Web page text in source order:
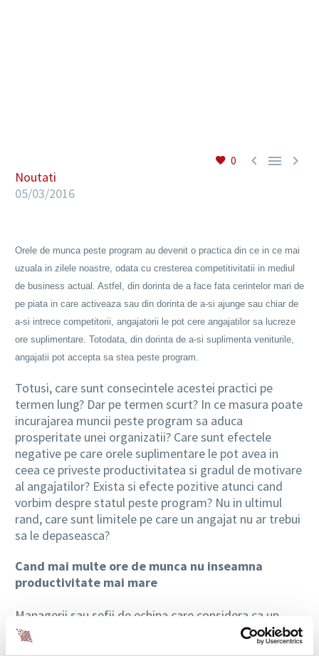
0   
Noutati
05/03/2016
Orele de munca peste program au devenit o practica din ce in ce mai
uzuala in zilele noastre, odata cu cresterea competitivitatii in mediul
de business actual. Astfel, din dorinta de a face fata cerintelor mari de
pe piata in care activeaza sau din dorinta de a-si ajunge sau chiar de
a-si intrece competitorii, angajatorii le pot cere angajatilor sa lucreze
ore suplimentare. Totodata, din dorinta de a-si suplimenta veniturile,
angajatii pot accepta sa stea peste program.
Totusi, care sunt consecintele acestei practici pe
termen lung? Dar pe termen scurt? In ce masura poate
incurajarea muncii peste program sa aduca
prosperitate unei organizatii? Care sunt efectele
negative pe care orele suplimentare le pot avea in
ceea ce priveste productivitatea si gradul de motivare
al angajatilor? Exista si efecte pozitive atunci cand
vorbim despre statul peste program? Nu in ultimul
rand, care sunt limitele pe care un angajat nu ar trebui
sa le depaseasca?
Cand mai multe ore de munca nu inseamna
productivitate mai mare
Managerii sau sefii de echipa care considera ca un
numar de ore de munca dublu inseamna o
productivitate de doua ori mai mare se insala. In